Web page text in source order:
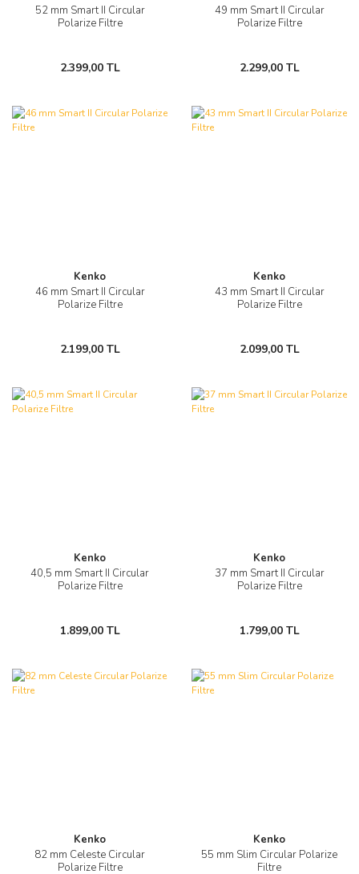
52 mm Smart II Circular
Polarize Filtre
2.399,00 TL
49 mm Smart II Circular
Polarize Filtre
2.299,00 TL
Kenko
46 mm Smart II Circular
Polarize Filtre
2.199,00 TL
Kenko
43 mm Smart II Circular
Polarize Filtre
2.099,00 TL
Kenko
40,5 mm Smart II Circular
Polarize Filtre
1.899,00 TL
Kenko
37 mm Smart II Circular
Polarize Filtre
1.799,00 TL
Kenko
82 mm Celeste Circular
Polarize Filtre
Kenko
55 mm Slim Circular Polarize
Filtre